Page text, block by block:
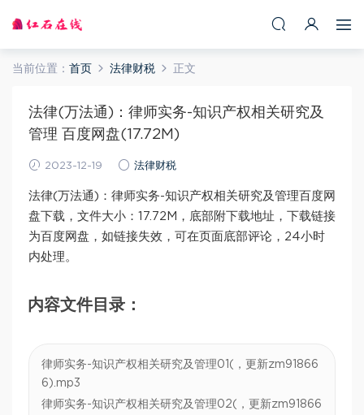
当前位置： 首页 法律财税 正文
法律(万法通)：律师实务-知识产权相关研究及
管理 百度网盘(17.72M)
2023-12-19 法律财税
法律(万法通)：律师实务-知识产权相关研究及管理百度网
盘下载，文件大小：17.72M，底部附下载地址，下载链接
为百度网盘，如链接失效，可在页面底部评论，24小时
内处理。
内容文件目录：
律师实务-知识产权相关研究及管理01(，更新zm91866
6).mp3
律师实务-知识产权相关研究及管理02(，更新zm91866